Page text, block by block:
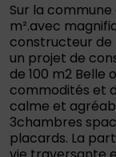
Sur la
m².avec
constructeur de
un projet de
de 100 m2
commodités et
calme et
3chambres
placards. La